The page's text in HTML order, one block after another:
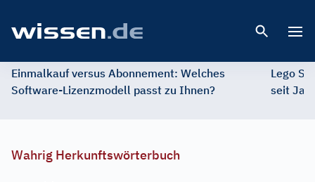
Einmalkauf versus Abonnement: Welches
Software-Lizenzmodell passt zu Ihnen?
Lego
seit
Wahrig Herkunftswörterbuch